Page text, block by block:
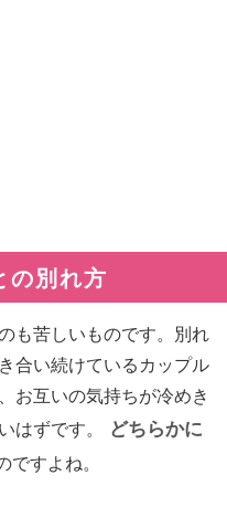
の別れ方
も苦しいものです。別れ
合い続けているカップル
お互いの気持ちが冷めき
はずです。
どちらかに
ですよね。